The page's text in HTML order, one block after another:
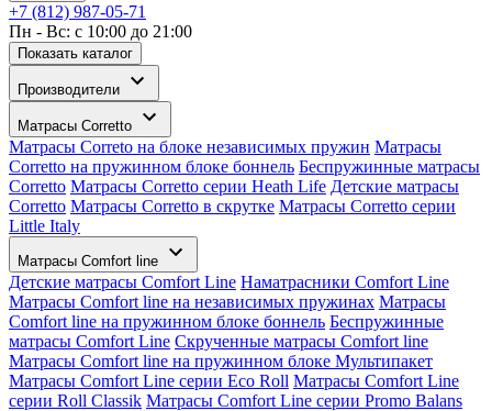
+7 (812) 987-05-71
Пн - Вс: с 10:00 до 21:00
Показать каталог
Производители
Матрасы Corretto
Матрасы Correto на блоке независимых пружин Матрасы
Corretto на пружинном блоке боннель Беспружинные матрасы
Corretto Матрасы Corretto серии Heath Life Детские матрасы
Corretto Матрасы Corretto в скрутке Матрасы Corretto серии
Little Italy
Матрасы Comfort line
Детские матрасы Comfort Line Наматрасники Comfort Line
Матрасы Comfort line на независимых пружинах Матрасы
Comfort line на пружинном блоке боннель Беспружинные
матрасы Comfort Line Скрученные матрасы Comfort line
Матрасы Comfort line на пружинном блоке Мультипакет
Матрасы Comfort Line серии Eco Roll Матрасы Comfort Line
серии Roll Classik Матрасы Comfort Line серии Promo Balans